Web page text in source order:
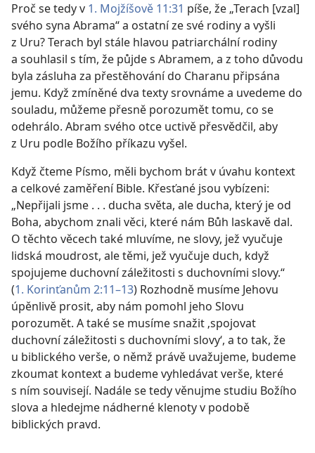
Proč se tedy v 1. Mojžíšově 11:31 píše, že „Terach [vzal]
svého syna Abrama“ a ostatní ze své rodiny a vyšli
z Uru? Terach byl stále hlavou patriarchální rodiny
a souhlasil s tím, že půjde s Abramem, a z toho důvodu
byla zásluha za přestěhování do Charanu připsána
jemu. Když zmíněné dva texty srovnáme a uvedeme do
souladu, můžeme přesně porozumět tomu, co se
odehrálo. Abram svého otce uctivě přesvědčil, aby
z Uru podle Božího příkazu vyšel.
Když čteme Písmo, měli bychom brát v úvahu kontext
a celkové zaměření Bible. Křesťané jsou vybízeni:
„Nepřijali jsme . . . ducha světa, ale ducha, který je od
Boha, abychom znali věci, které nám Bůh laskavě dal.
O těchto věcech také mluvíme, ne slovy, jež vyučuje
lidská moudrost, ale těmi, jež vyučuje duch, když
spojujeme duchovní záležitosti s duchovními slovy.“
(1. Korinťanům 2:11–13) Rozhodně musíme Jehovu
úpěnlivě prosit, aby nám pomohl jeho Slovu
porozumět. A také se musíme snažit ‚spojovat
duchovní záležitosti s duchovními slovy‘, a to tak, že
u biblického verše, o němž právě uvažujeme, budeme
zkoumat kontext a budeme vyhledávat verše, které
s ním souvisejí. Nadále se tedy věnujme studiu Božího
slova a hledejme nádherné klenoty v podobě
biblických pravd.